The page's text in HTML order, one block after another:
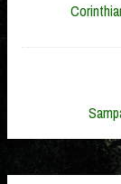
navigation